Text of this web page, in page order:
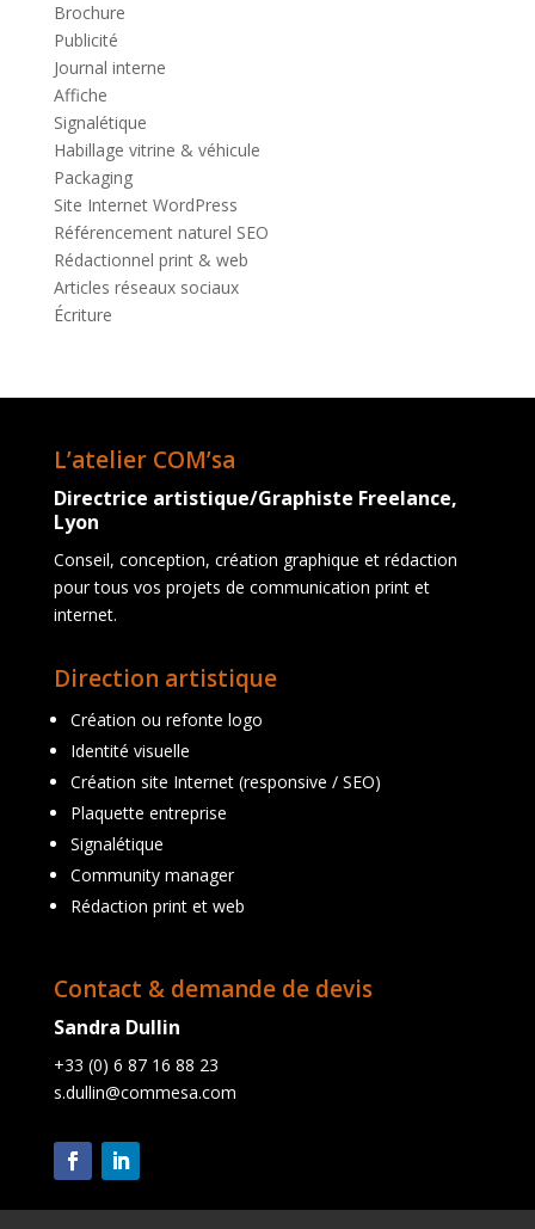
Brochure
Publicité
Journal interne
Affiche
Signalétique
Habillage vitrine & véhicule
Packaging
Site Internet WordPress
Référencement naturel SEO
Rédactionnel print & web
Articles réseaux sociaux
Écriture
L’atelier COM’sa
Directrice artistique/Graphiste Freelance,
Lyon
Conseil, conception, création graphique et rédaction
pour tous vos projets de communication print et
internet.
Direction artistique
Création ou refonte logo
Identité visuelle
Création site Internet (responsive / SEO)
Plaquette entreprise
Signalétique
Community manager
Rédaction print et web
Contact & demande de devis
Sandra Dullin
+33 (0) 6 87 16 88 23
s.dullin@commesa.com